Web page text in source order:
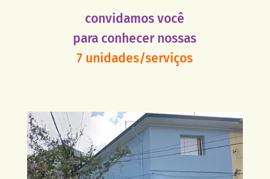
convidamos você
para conhecer nossas
7 unidades/serviços